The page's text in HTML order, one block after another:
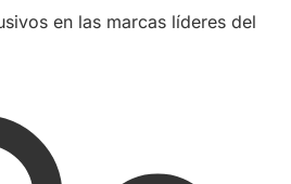
en las marcas líderes del